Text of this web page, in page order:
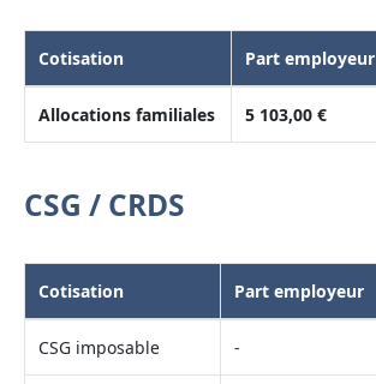
Cotisation Part employeur
Allocations familiales 5 103,00 €
CSG / CRDS
Cotisation Part employeur
CSG imposable -